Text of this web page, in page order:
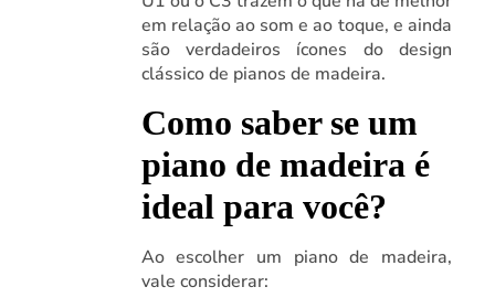
em relação ao som e ao toque, e ainda
são verdadeiros ícones do design
clássico de pianos de madeira.
Como saber se um
piano de madeira é
ideal para você?
Ao escolher um piano de madeira,
vale considerar: